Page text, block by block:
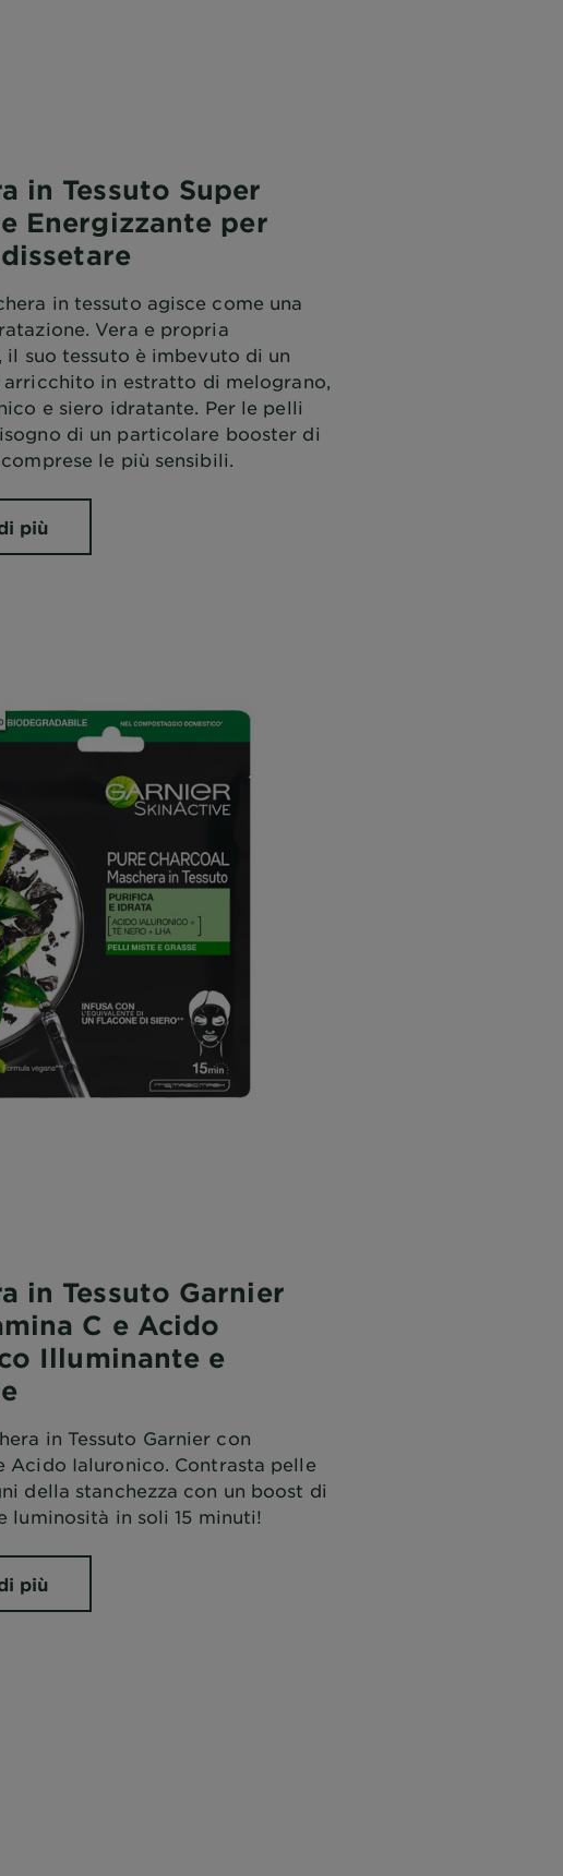
in Tessuto Super
Energizzante per
in tessuto agisce come una
Vera e propria
il suo tessuto è imbevuto di un
in estratto di melograno,
e siero idratante. Per le pelli
di un particolare booster di
le più sensibili.
più
in Tessuto Garnier
C e Acido
Illuminante e
in Tessuto Garnier con
Acido Ialuronico. Contrasta pelle
della stanchezza con un boost di
luminosità in soli 15 minuti!
più